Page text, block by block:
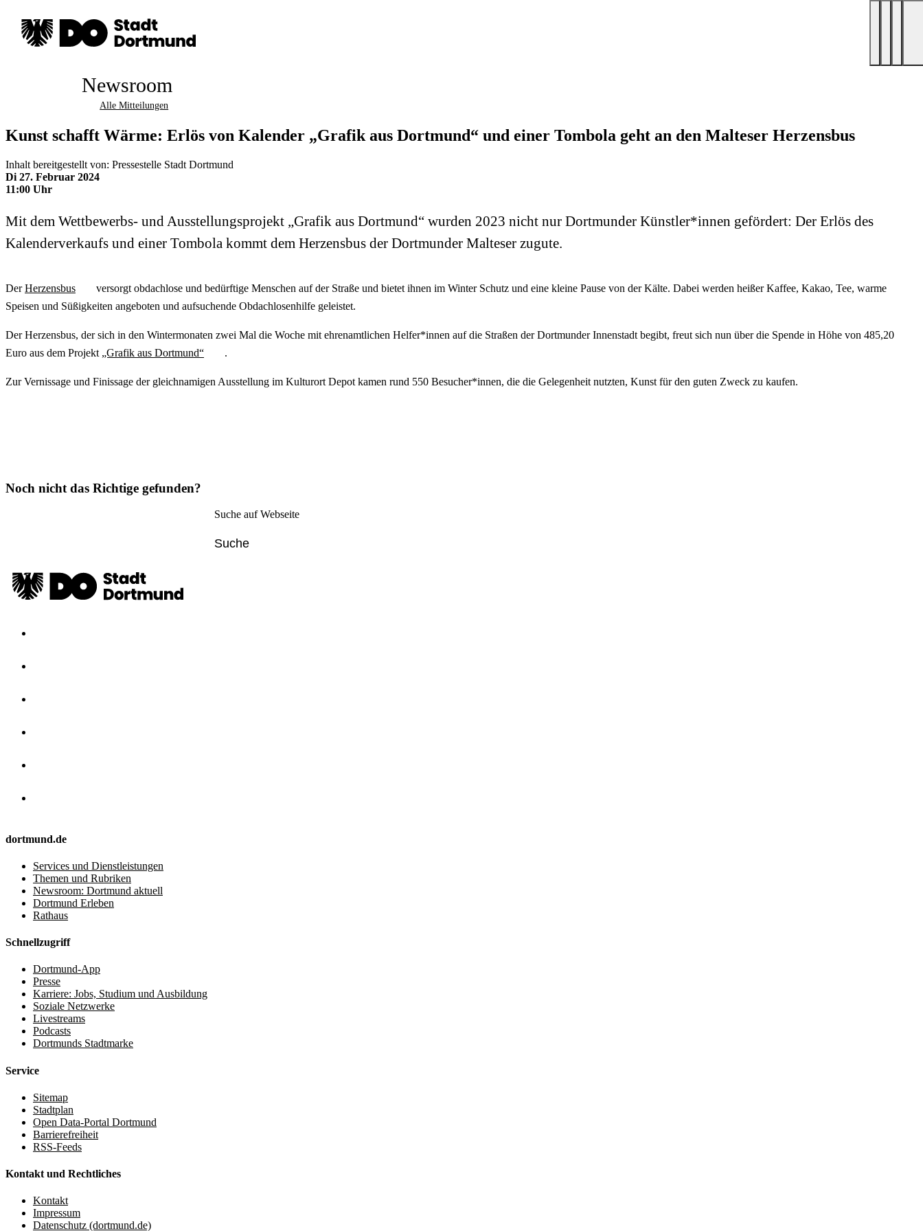
Newsroom
Alle Mitteilungen
Kunst schafft Wärme: Erlös von Kalender „Grafik aus Dortmund“ und einer Tombola geht an den Malteser Herzensbus
Inhalt bereitgestellt von: Pressestelle Stadt Dortmund
Di 27. Februar 2024
11:00 Uhr
Mit dem Wettbewerbs- und Ausstellungsprojekt „Grafik aus Dortmund“ wurden 2023 nicht nur Dortmunder Künstler*innen gefördert: Der Erlös des
Kalenderverkaufs und einer Tombola kommt dem Herzensbus der Dortmunder Malteser zugute.
DerHerzensbus
versorgt obdachlose und bedürftige Menschen auf der Straße und bietet ihnen im Winter Schutz und eine kleine Pause von der Kälte. Dabei werden heißer Kaffee, Kakao, Tee, warme
Speisen und Süßigkeiten angeboten und aufsuchende Obdachlosenhilfe geleistet.
Der Herzensbus, der sich in den Wintermonaten zwei Mal die Woche mit ehrenamtlichen Helfer*innen auf die Straßen der Dortmunder Innenstadt begibt, freut sich nun über die Spende in Höhe von 485,20
Euro aus dem Projekt „Grafik aus Dortmund“ .
Zur Vernissage und Finissage der gleichnamigen Ausstellung im Kulturort Depot kamen rund 550 Besucher*innen, die die Gelegenheit nutzten, Kunst für den guten Zweck zu kaufen.
Noch nicht das Richtige gefunden?
Suche auf Webseite
dortmund.de
Services und Dienstleistungen
Themen und Rubriken
Newsroom: Dortmund aktuell
Dortmund Erleben
Rathaus
Schnellzugriff
Dortmund-App
Presse
Karriere: Jobs, Studium und Ausbildung
Soziale Netzwerke
Livestreams
Podcasts
Dortmunds Stadtmarke
Service
Sitemap
Stadtplan
Open Data-Portal Dortmund
Barrierefreiheit
RSS-Feeds
Kontakt und Rechtliches
Kontakt
Impressum
Datenschutz (dortmund.de)